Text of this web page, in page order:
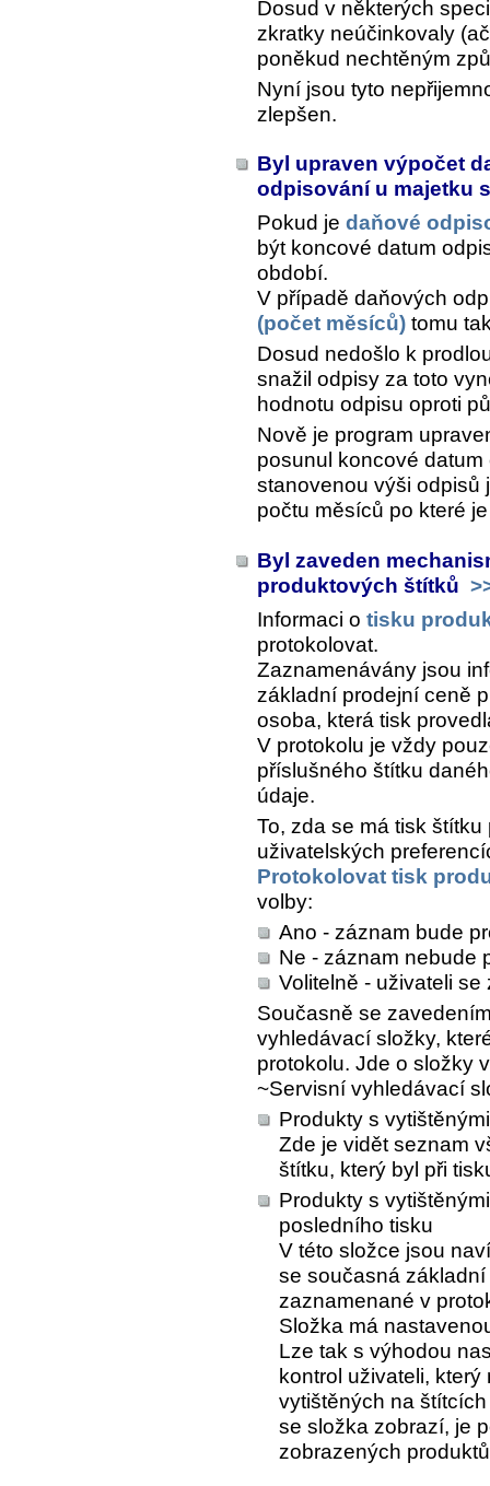
Dosud v některých
zkratky neúčinkovaly
poněkud nechtěným
Nyní jsou tyto
zlepšen.
Byl upraven výpočet
odpisování u majetku
Pokud je daňové
být koncové datum
období.
V případě daňových
(počet měsíců) tomu
Dosud nedošlo k
snažil odpisy za toto
hodnotu odpisu oproti
Nově je program
posunul koncové
stanovenou výši odpisů
počtu měsíců po které
Byl zaveden
produktových štítků
Informaci o tisku
protokolovat.
Zaznamenávány jsou
základní prodejní ceně
osoba, která tisk
V protokolu je vždy
příslušného štítku
údaje.
To, zda se má tisk
uživatelských
Protokolovat tisk
volby:
Ano - záznam bude
Ne - záznam nebude
Volitelně - uživateli
Současně se
vyhledávací složky,
protokolu. Jde o složky
~Servisní vyhledávací
Produkty s
Zde je vidět seznam
štítku, který byl při
Produkty s
posledního tisku
V této složce jsou
se současná
zaznamenané v
Složka má
Lze tak s výhodou
kontrol uživateli,
vytištěných na
se složka zobrazí, je
zobrazených